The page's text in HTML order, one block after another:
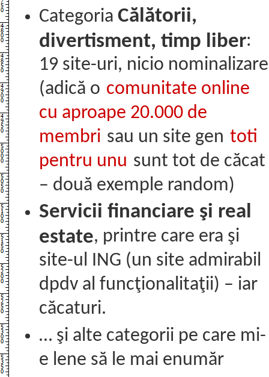
Categoria Călătorii,
divertisment, timp liber:
19 site-uri, nicio nominalizare
(adică o comunitate online
cu aproape 20.000 de
membri sau un site gen toti
pentru unu sunt tot de căcat
– două exemple random)
Servicii financiare şi real
estate, printre care era şi
site-ul ING (un site admirabil
dpdv al funcţionalitaţii) – iar
căcaturi.
… şi alte categorii pe care mi-
e lene să le mai enumăr